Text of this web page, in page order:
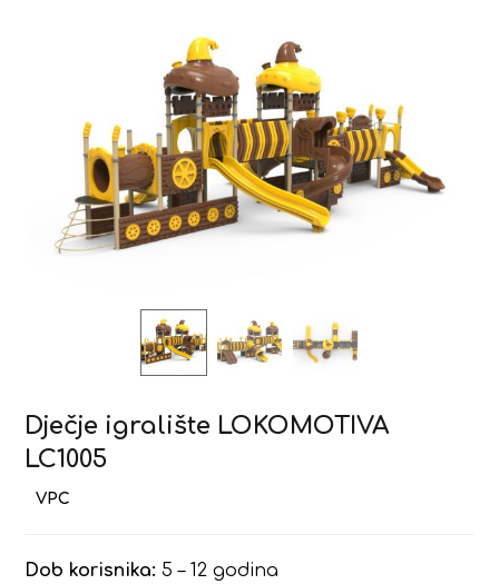
Dječje igralište LOKOMOTIVA
LC1005
Dob korisnika: 5 – 12 godina